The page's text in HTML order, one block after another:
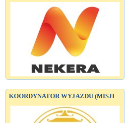
KOORDYNATOR WYJAZDU (MISJI